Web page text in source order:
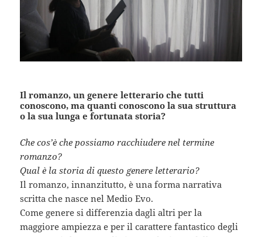
Il romanzo, un genere letterario che tutti
conoscono, ma quanti conoscono la sua struttura
o la sua lunga e fortunata storia?
Che cos’è che possiamo racchiudere nel termine
romanzo?
Qual è la storia di questo genere letterario?
Il romanzo, innanzitutto, è una forma narrativa
scritta che nasce nel Medio Evo.
Come genere si differenzia dagli altri per la
maggiore ampiezza e per il carattere fantastico degli